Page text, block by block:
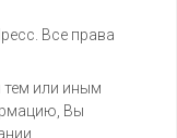
Все права
тем или иным
Вы